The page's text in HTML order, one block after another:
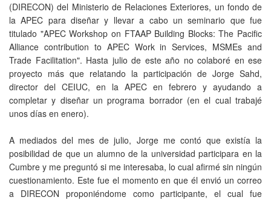
(DIRECON) del Ministerio de Relaciones Exteriores, un fondo de
la APEC para diseñar y llevar a cabo un seminario que fue
titulado "APEC Workshop on FTAAP Building Blocks: The Pacific
Alliance contribution to APEC Work in Services, MSMEs and
Trade Facilitation". Hasta julio de este año no colaboré en ese
proyecto más que relatando la participación de Jorge Sahd,
director del CEIUC, en la APEC en febrero y ayudando a
completar y diseñar un programa borrador (en el cual trabajé
unos días en enero).
A mediados del mes de julio, Jorge me contó que existía la
posibilidad de que un alumno de la universidad participara en la
Cumbre y me preguntó si me interesaba, lo cual afirmé sin ningún
cuestionamiento. Este fue el momento en que él envió un correo
a DIRECON proponiéndome como participante, el cual fue